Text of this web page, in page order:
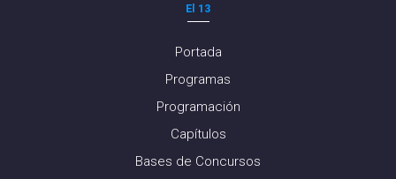
El 13
Portada
Programas
Programación
Capítulos
Bases de Concursos